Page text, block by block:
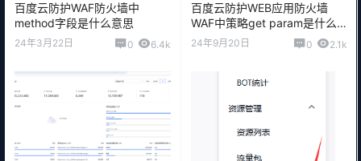
百度云防护WAF防火墙中
method字段是什么意思
24年3月22日 0 6.4k
百度云防护WEB应用防火墙
WAF中策略get param是什么
意思
24年9月20日 0 2.1k